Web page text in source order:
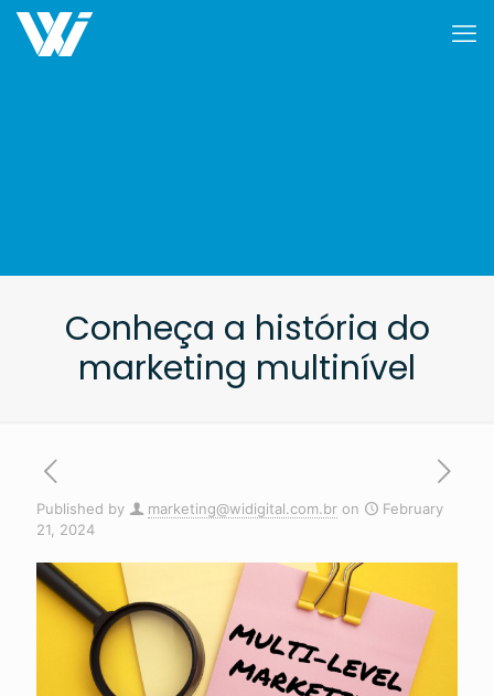
Conheça a história do
marketing multinível
Published by marketing@widigital.com.br on
February
21, 2024